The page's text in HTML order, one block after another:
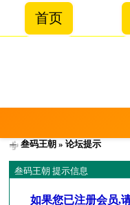
首页
叁码王朝 » 论坛提示
叁码王朝 提示信息
如果您已注册会员,